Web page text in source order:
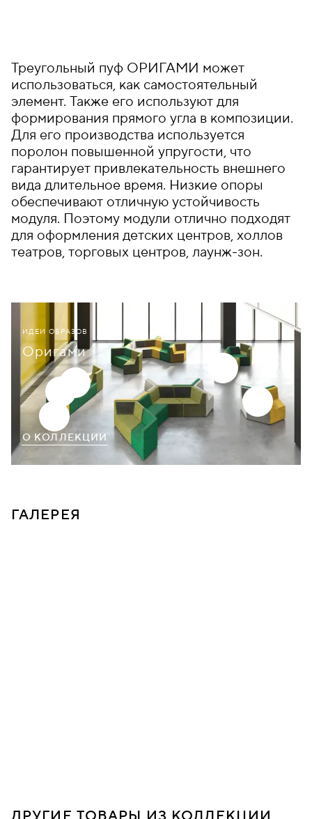
Треугольный пуф ОРИГАМИ может
использоваться, как самостоятельный
элемент. Также его используют для
формирования прямого угла в композиции.
Для его производства используется
поролон повышенной упругости, что
гарантирует привлекательность внешнего
вида длительное время. Низкие опоры
обеспечивают отличную устойчивость
модуля. Поэтому модули отлично подходят
для оформления детских центров, холлов
театров, торговых центров, лаунж-зон.
ИДЕИ ОБРАЗОВ
Оригами
О КОЛЛЕКЦИИ
ГАЛЕРЕЯ